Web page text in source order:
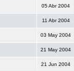
05 Abr 2004
11 Abr 2004
03 May 2004
21 May 2004
21 Jun 2004